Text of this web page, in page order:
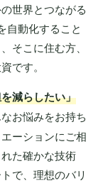
世界とつながる
自動化すること
そこに住む方、
です。
減らしたい」
お悩みをお持ち
ーションにご相
た確かな技術
で、理想のバリ